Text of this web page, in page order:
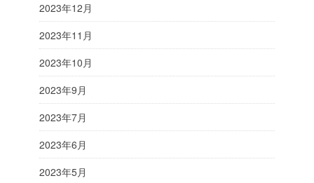
2023年12月
2023年11月
2023年10月
2023年9月
2023年7月
2023年6月
2023年5月